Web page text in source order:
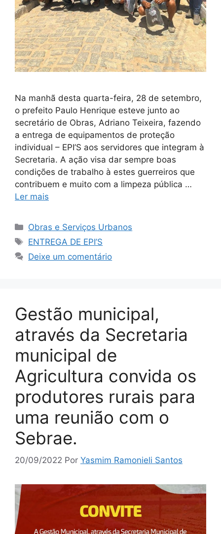
Na manhã desta quarta-feira, 28 de setembro,
o prefeito Paulo Henrique esteve junto ao
secretário de Obras, Adriano Teixeira, fazendo
a entrega de equipamentos de proteção
individual – EPI’S aos servidores que integram à
Secretaria. A ação visa dar sempre boas
condições de trabalho à estes guerreiros que
contribuem e muito com a limpeza pública …
Ler mais
Obras e Serviços Urbanos
ENTREGA DE EPI’S
Deixe um comentário
Gestão municipal,
através da Secretaria
municipal de
Agricultura convida os
produtores rurais para
uma reunião com o
Sebrae.
20/09/2022 Por Yasmim Ramonieli Santos